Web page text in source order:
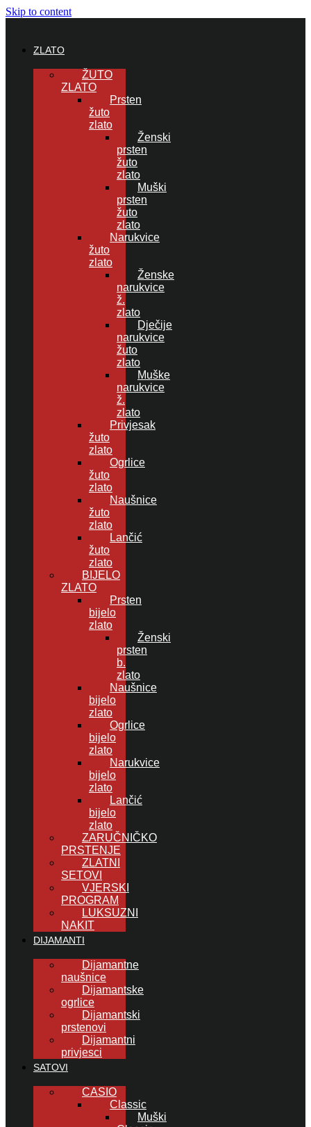
Skip to content
ZLATO
ŽUTO
ZLATO
Prsten
žuto
zlato
Ženski
prsten
žuto
zlato
Muški
prsten
žuto
zlato
Narukvice
žuto
zlato
Ženske
narukvice
ž.
zlato
Dječije
narukvice
žuto
zlato
Muške
narukvice
ž.
zlato
Privjesak
žuto
zlato
Ogrlice
žuto
zlato
Naušnice
žuto
zlato
Lančić
žuto
zlato
BIJELO
ZLATO
Prsten
bijelo
zlato
Ženski
prsten
b.
zlato
Naušnice
bijelo
zlato
Ogrlice
bijelo
zlato
Narukvice
bijelo
zlato
Lančić
bijelo
zlato
ZARUČNIČKO
PRSTENJE
ZLATNI
SETOVI
VJERSKI
PROGRAM
LUKSUZNI
NAKIT
DIJAMANTI
Dijamantne
naušnice
Dijamantske
ogrlice
Dijamantski
prstenovi
Dijamantni
privjesci
SATOVI
CASIO
Classic
Muški